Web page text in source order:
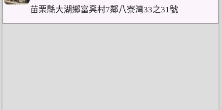
苗栗縣大湖鄉富興村7鄰八寮灣33之31號